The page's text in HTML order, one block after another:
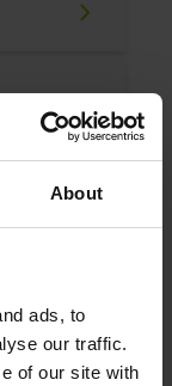
About
ads, to
our traffic.
of our site with